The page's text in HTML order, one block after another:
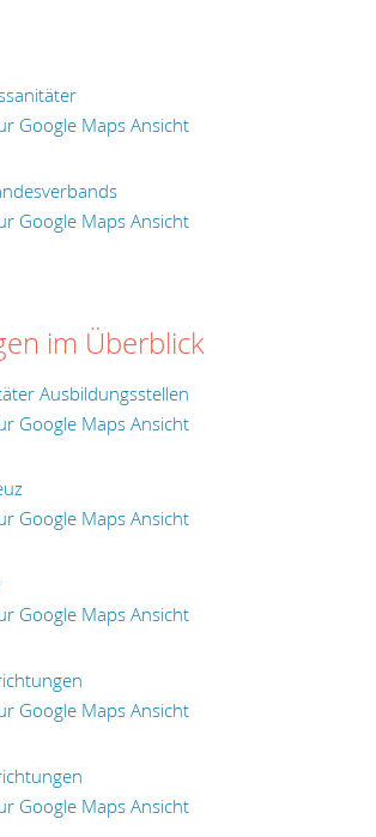
Google Maps Ansicht
Google Maps Ansicht
im Überblick
Ausbildungsstellen
Google Maps Ansicht
Google Maps Ansicht
Google Maps Ansicht
Google Maps Ansicht
Google Maps Ansicht